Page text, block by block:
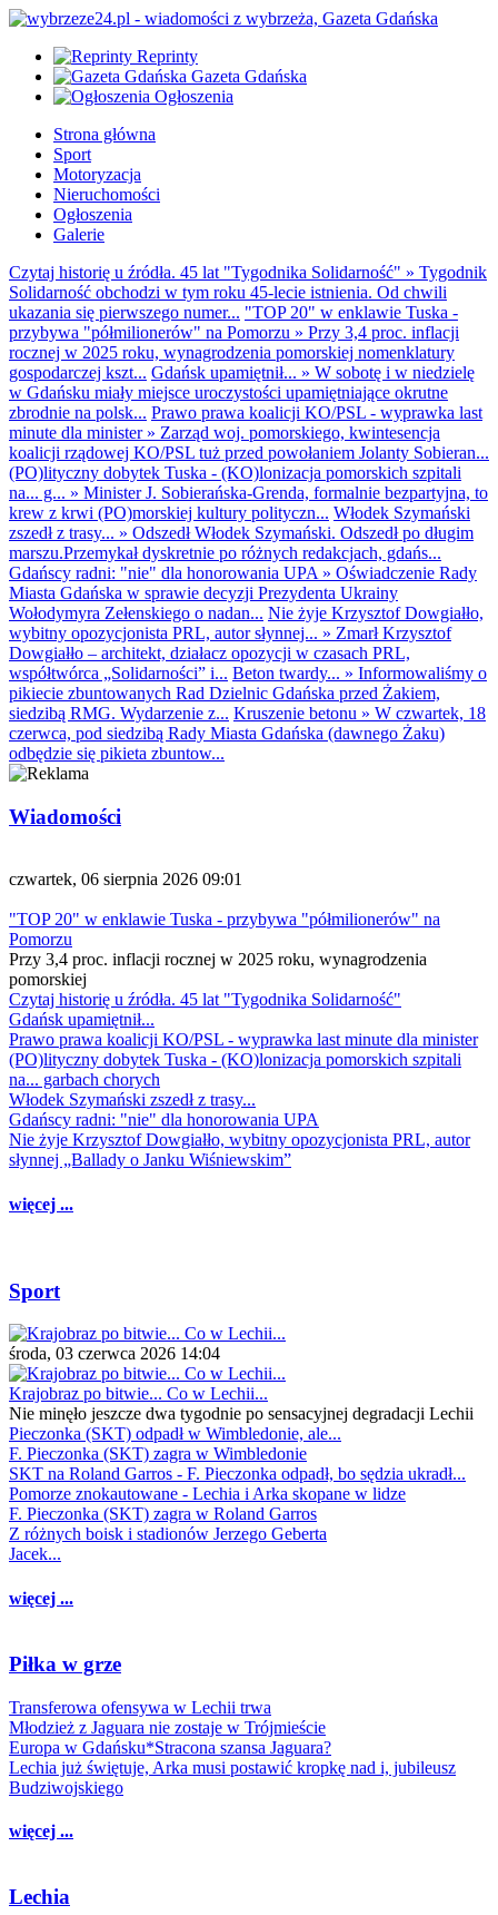
Reprinty
Gazeta Gdańska
Ogłoszenia
Strona główna
Sport
Motoryzacja
Nieruchomości
Ogłoszenia
Galerie
Czytaj historię u źródła. 45 lat "Tygodnika Solidarność" » Tygodnik
Solidarność obchodzi w tym roku 45-lecie istnienia. Od chwili
ukazania się pierwszego numer... "TOP 20" w enklawie Tuska -
przybywa "półmilionerów" na Pomorzu » Przy 3,4 proc. inflacji
rocznej w 2025 roku, wynagrodzenia pomorskiej nomenklatury
gospodarczej kszt... Gdańsk upamiętnił... » W sobotę i w niedzielę
w Gdańsku miały miejsce uroczystości upamiętniające okrutne
zbrodnie na polsk... Prawo prawa koalicji KO/PSL - wyprawka last
minute dla minister» Zarząd woj. pomorskiego, kwintesencja
koalicji rządowej KO/PSL tuż przed powołaniem Jolanty Sobieran...
(PO)lityczny dobytek Tuska - (KO)lonizacja pomorskich szpitali
na... g... » Minister J. Sobierańska-Grenda, formalnie bezpartyjna, to
krew z krwi (PO)morskiej kultury polityczn... Włodek Szymański
zszedł z trasy... » Odszedł Włodek Szymański. Odszedł po długim
marszu.Przemykał dyskretnie po różnych redakcjach, gdańs...
Gdańscy radni: "nie" dla honorowania UPA » Oświadczenie Rady
Miasta Gdańska w sprawie decyzji Prezydenta Ukrainy
Wołodymyra Zełenskiego o nadan... Nie żyje Krzysztof Dowgiałło,
wybitny opozycjonista PRL, autor słynnej... » Zmarł Krzysztof
Dowgiałło – architekt, działacz opozycji w czasach PRL,
współtwórca „Solidarności” i... Beton twardy... » Informowaliśmy o
pikiecie zbuntowanych Rad Dzielnic Gdańska przed Żakiem,
siedzibą RMG. Wydarzenie z... Kruszenie betonu » W czwartek, 18
czerwca, pod siedzibą Rady Miasta Gdańska (dawnego Żaku)
odbędzie się pikieta zbuntow...
Wiadomości
czwartek, 06 sierpnia 2026 09:01
"TOP 20" w enklawie Tuska - przybywa "półmilionerów" na
Pomorzu
Przy 3,4 proc. inflacji rocznej w 2025 roku, wynagrodzenia
pomorskiej
Czytaj historię u źródła. 45 lat "Tygodnika Solidarność"
Gdańsk upamiętnił...
Prawo prawa koalicji KO/PSL - wyprawka last minute dla minister
(PO)lityczny dobytek Tuska - (KO)lonizacja pomorskich szpitali
na... garbach chorych
Włodek Szymański zszedł z trasy...
Gdańscy radni: "nie" dla honorowania UPA
Nie żyje Krzysztof Dowgiałło, wybitny opozycjonista PRL, autor
słynnej „Ballady o Janku Wiśniewskim”
więcej ...
Sport
środa, 03 czerwca 2026 14:04
Krajobraz po bitwie... Co w Lechii...
Nie minęło jeszcze dwa tygodnie po sensacyjnej degradacji Lechii
Pieczonka (SKT) odpadł w Wimbledonie, ale...
F. Pieczonka (SKT) zagra w Wimbledonie
SKT na Roland Garros - F. Pieczonka odpadł, bo sędzia ukradł...
Pomorze znokautowane - Lechia i Arka skopane w lidze
F. Pieczonka (SKT) zagra w Roland Garros
Z różnych boisk i stadionów Jerzego Geberta
Jacek...
więcej ...
Piłka w grze
Transferowa ofensywa w Lechii trwa
Młodzież z Jaguara nie zostaje w Trójmieście
Europa w Gdańsku*Stracona szansa Jaguara?
Lechia już świętuje, Arka musi postawić kropkę nad i, jubileusz
Budziwojskiego
więcej ...
Lechia